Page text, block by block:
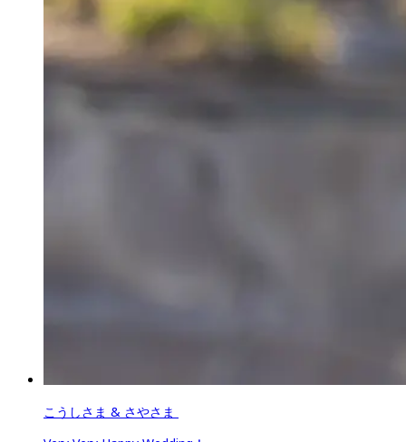
こうしさま & さやさま